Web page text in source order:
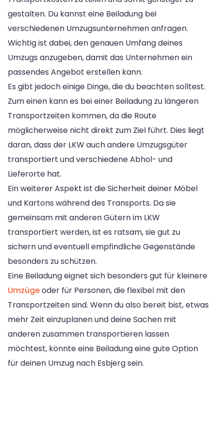
gestalten. Du kannst eine Beiladung bei
verschiedenen Umzugsunternehmen anfragen.
Wichtig ist dabei, den genauen Umfang deines
Umzugs anzugeben, damit das Unternehmen ein
passendes Angebot erstellen kann.
Es gibt jedoch einige Dinge, die du beachten solltest.
Zum einen kann es bei einer Beiladung zu längeren
Transportzeiten kommen, da die Route
möglicherweise nicht direkt zum Ziel führt. Dies liegt
daran, dass der LKW auch andere Umzugsgüter
transportiert und verschiedene Abhol- und
Lieferorte hat.
Ein weiterer Aspekt ist die Sicherheit deiner Möbel
und Kartons während des Transports. Da sie
gemeinsam mit anderen Gütern im LKW
transportiert werden, ist es ratsam, sie gut zu
sichern und eventuell empfindliche Gegenstände
besonders zu schützen.
Eine Beiladung eignet sich besonders gut für kleinere
Umzügeoder für Personen, die flexibel mit den
Transportzeiten sind. Wenn du also bereit bist, etwas
mehr Zeit einzuplanen und deine Sachen mit
anderen zusammen transportieren lassen
möchtest, könnte eine Beiladung eine gute Option
für deinen Umzug nach Esbjerg sein.